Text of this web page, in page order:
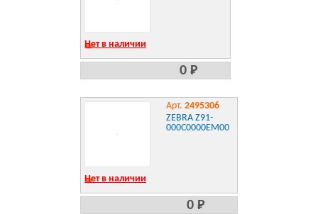
Нет в наличии
0 Р
Арт. 2495306
ZEBRA Z91-
000C0000EM00
Нет в наличии
0 Р